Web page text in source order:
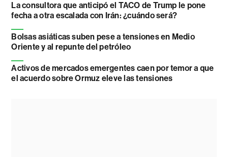
La consultora que anticipó el TACO de Trump le pone
fecha a otra escalada con Irán: ¿cuándo será?
Bolsas asiáticas suben pese a tensiones en Medio
Oriente y al repunte del petróleo
Activos de mercados emergentes caen por temor a que
el acuerdo sobre Ormuz eleve las tensiones